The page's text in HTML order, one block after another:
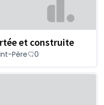
et construite
Père 0